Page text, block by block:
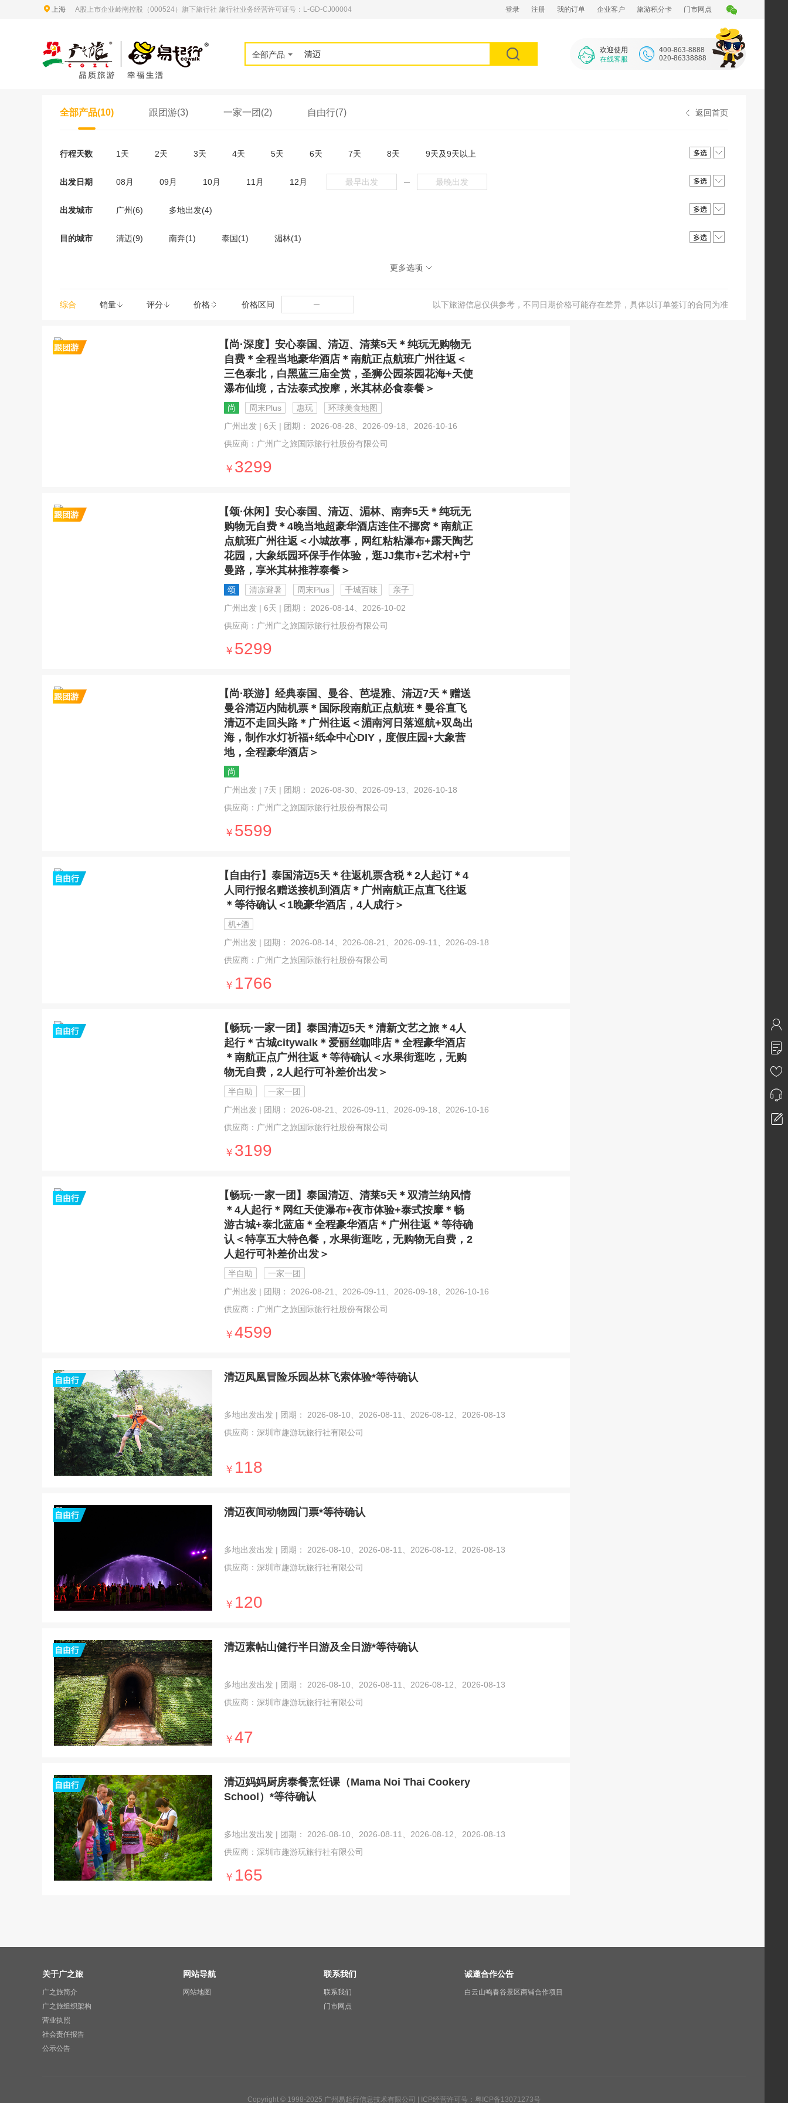
上海 A股上市企业岭南控股（000524）旗下旅行社 旅行社业务经营许可证号：L-GD-CJ00004 登录 注册 我的订单 企业客户 旅游积分卡 门市网点
全部产品
欢迎使用
在线客服
返回首页
全部产品(10) 跟团游(3) 一家一团(2) 自由行(7)
行程天数 1天 2天 3天 4天 5天 6天 7天 8天 9天及9天以上
出发日期 08月 09月 10月 11月 12月 ─
出发城市 广州(6) 多地出发(4)
目的城市 清迈(9) 南奔(1) 泰国(1) 湄林(1)
更多选项
综合 销量 评分 价格 价格区间 ─ 以下旅游信息仅供参考，不同日期价格可能存在差异，具体以订单签订的合同为准
【尚·深度】安心泰国、清迈、清莱5天＊纯玩无购物无
自费＊全程当地豪华酒店＊南航正点航班广州往返＜
三色泰北，白黑蓝三庙全赏，圣狮公园茶园花海+天使
瀑布仙境，古法泰式按摩，米其林必食泰餐＞
尚 周末Plus 惠玩
环球美食地图
广州出发 | 6天 | 团期： 2026-08-28、2026-09-18、2026-10-16
供应商：广州广之旅国际旅行社股份有限公司
￥ 3299
【颂·休闲】安心泰国、清迈、湄林、南奔5天＊纯玩无
购物无自费＊4晚当地超豪华酒店连住不挪窝＊南航正
点航班广州往返＜小城故事，网红粘粘瀑布+露天陶艺
花园，大象纸园环保手作体验，逛JJ集市+艺术村+宁
曼路，享米其林推荐泰餐＞
颂 清凉避暑 周末Plus 千城百味
亲子
广州出发 | 6天 | 团期： 2026-08-14、2026-10-02
供应商：广州广之旅国际旅行社股份有限公司
￥ 5299
【尚·联游】经典泰国、曼谷、芭堤雅、清迈7天＊赠送
曼谷清迈内陆机票＊国际段南航正点航班＊曼谷直飞
清迈不走回头路＊广州往返＜湄南河日落巡航+双岛出
海，制作水灯祈福+纸伞中心DIY，度假庄园+大象营
地，全程豪华酒店＞
尚
广州出发 | 7天 | 团期： 2026-08-30、2026-09-13、2026-10-18
供应商：广州广之旅国际旅行社股份有限公司
￥ 5599
【自由行】泰国清迈5天＊往返机票含税＊2人起订＊4
人同行报名赠送接机到酒店＊广州南航正点直飞往返
＊等待确认＜1晚豪华酒店，4人成行＞
机+酒
广州出发 | 团期： 2026-08-14、2026-08-21、2026-09-11、2026-09-18
供应商：广州广之旅国际旅行社股份有限公司
￥ 1766
【畅玩·一家一团】泰国清迈5天＊清新文艺之旅＊4人
起行＊古城citywalk＊爱丽丝咖啡店＊全程豪华酒店
＊南航正点广州往返＊等待确认＜水果街逛吃，无购
物无自费，2人起行可补差价出发＞
半自助
一家一团
广州出发 | 团期： 2026-08-21、2026-09-11、2026-09-18、2026-10-16
供应商：广州广之旅国际旅行社股份有限公司
￥ 3199
【畅玩·一家一团】泰国清迈、清莱5天＊双清兰纳风情
＊4人起行＊网红天使瀑布+夜市体验+泰式按摩＊畅
游古城+泰北蓝庙＊全程豪华酒店＊广州往返＊等待确
认＜特享五大特色餐，水果街逛吃，无购物无自费，2
人起行可补差价出发＞
半自助
一家一团
广州出发 | 团期： 2026-08-21、2026-09-11、2026-09-18、2026-10-16
供应商：广州广之旅国际旅行社股份有限公司
￥ 4599
清迈凤凰冒险乐园丛林飞索体验*等待确认
多地出发出发 | 团期： 2026-08-10、2026-08-11、2026-08-12、2026-08-13
供应商：深圳市趣游玩旅行社有限公司
￥ 118
清迈夜间动物园门票*等待确认
多地出发出发 | 团期： 2026-08-10、2026-08-11、2026-08-12、2026-08-13
供应商：深圳市趣游玩旅行社有限公司
￥ 120
清迈素帖山健行半日游及全日游*等待确认
多地出发出发 | 团期： 2026-08-10、2026-08-11、2026-08-12、2026-08-13
供应商：深圳市趣游玩旅行社有限公司
￥ 47
清迈妈妈厨房泰餐烹饪课（Mama Noi Thai Cookery
School）*等待确认
多地出发出发 | 团期： 2026-08-10、2026-08-11、2026-08-12、2026-08-13
供应商：深圳市趣游玩旅行社有限公司
￥ 165
关于广之旅
广之旅简介
广之旅组织架构
营业执照
社会责任报告
公示公告
网站导航
网站地图
联系我们
联系我们
门市网点
诚邀合作公告
白云山鸣春谷景区商铺合作项目
Copyright © 1998-2025 广州易起行信息技术有限公司 | ICP经营许可号：粤ICP备13071273号